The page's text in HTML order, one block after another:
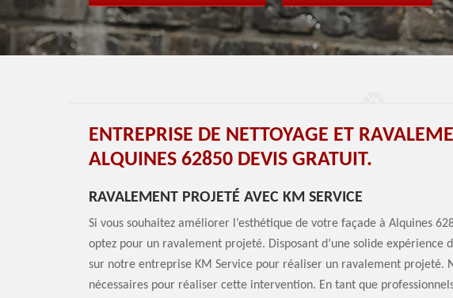
ENTREPRISE DE NETTOYAGE ET
ALQUINES 62850 DEVIS GRATUIT.
RAVALEMENT PROJETÉ AVEC KM SERVICE
Si vous souhaitez améliorer l’esthétique de votre façade à Alquines
optez pour un ravalement projeté. Disposant d’une solide expérience
sur notre entreprise KM Service pour réaliser un ravalement projeté.
nécessaires pour réaliser cette intervention. En tant que